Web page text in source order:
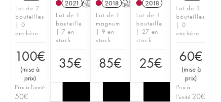
Lot de 2
bouteilles
| 0
enchère
100€
(mise à
prix)
Prix à l'unité
50€
2021 T
Lot de 1
bouteille
| 7 en
stock
35€
2018 T
Lot de 1
magnum
| 9 en
stock
85€
2018
Lot de 1
bouteille
| 27 en
stock
25€
Lot de 3
bouteilles
| 0
enchère
60€
(mise à
prix)
Prix à
l'unité 20€